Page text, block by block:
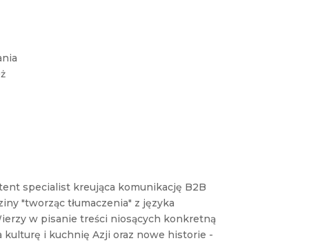
specialist kreująca komunikację B2B
"tworząc tłumaczenia" z języka
w pisanie treści niosących konkretną
i kuchnię Azji oraz nowe historie -